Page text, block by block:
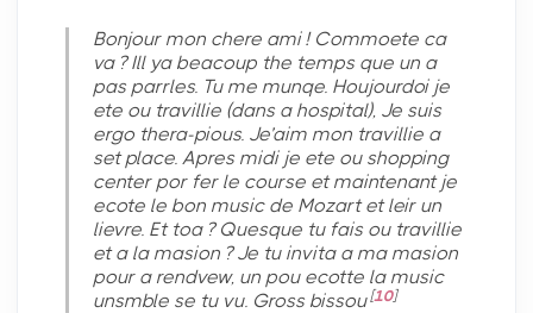
Bonjour mon chere ami ! Commoete ca
va ? Ill ya beacoup the temps que un a
pas parrles. Tu me munqe. Houjourdoi je
ete ou travillie (dans a hospital), Je suis
ergo thera-pious. Je’aim mon travillie a
set place. Apres midi je ete ou shopping
center por fer le course et maintenant je
ecote le bon music de Mozart et leir un
lievre. Et toa ? Quesque tu fais ou travillie
et a la masion ? Je tu invita a ma masion
pour a rendvew, un pou ecotte la music
unsmble se tu vu. Gross bissou[10]